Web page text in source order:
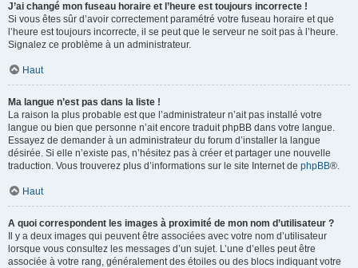
J’ai changé mon fuseau horaire et l’heure est toujours incorrecte !
Si vous êtes sûr d’avoir correctement paramétré votre fuseau horaire et que
l’heure est toujours incorrecte, il se peut que le serveur ne soit pas à l’heure.
Signalez ce problème à un administrateur.
Haut
Ma langue n’est pas dans la liste !
La raison la plus probable est que l’administrateur n’ait pas installé votre
langue ou bien que personne n’ait encore traduit phpBB dans votre langue.
Essayez de demander à un administrateur du forum d’installer la langue
désirée. Si elle n’existe pas, n’hésitez pas à créer et partager une nouvelle
traduction. Vous trouverez plus d’informations sur le site Internet de phpBB®.
Haut
A quoi correspondent les images à proximité de mon nom d’utilisateur ?
Il y a deux images qui peuvent être associées avec votre nom d’utilisateur
lorsque vous consultez les messages d’un sujet. L’une d’elles peut être
associée à votre rang, généralement des étoiles ou des blocs indiquant votre